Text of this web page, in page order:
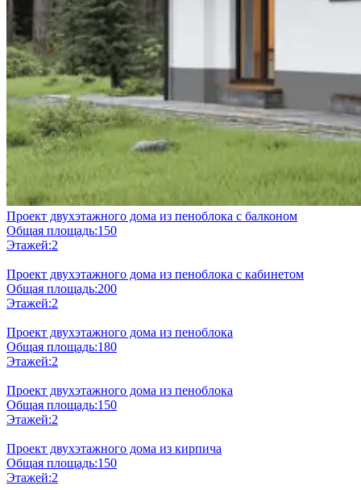
Проект двухэтажного дома из пеноблока с балконом
Общая площадь:150
Этажей:2
Проект двухэтажного дома из пеноблока с кабинетом
Общая площадь:200
Этажей:2
Проект двухэтажного дома из пеноблока
Общая площадь:180
Этажей:2
Проект двухэтажного дома из пеноблока
Общая площадь:150
Этажей:2
Проект двухэтажного дома из кирпича
Общая площадь:150
Этажей:2